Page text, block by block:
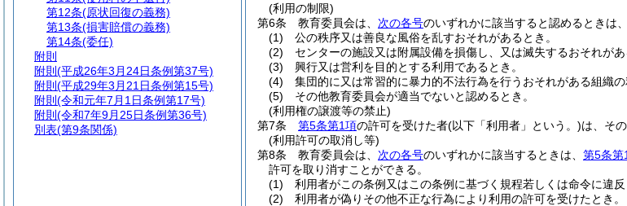
(利用の制限)
第6条
教育委員会は、 次の各号のいずれかに該当すると認めるときは
(1)
公の秩序又は善良な風俗を乱すおそれがあるとき。
(2)
センターの施設又は附属設備を損傷し、又は滅失するおそれがあ
(3)
興行又は営利を目的とする利用であるとき。
(4)
集団的に又は常習的に暴力的不法行為を行うおそれがある組織の
(5)
その他教育委員会が適当でないと認めるとき。
(利用権の譲渡等の禁止)
第7条
第5条第1項の許可を受けた者(以下「利用者」という。)は、そ
(利用許可の取消し等)
第8条
教育委員会は、 次の各号のいずれかに該当するときは、 第5条第
許可を取り消すことができる。
(1)
利用者がこの条例又はこの条例に基づく規程若しくは命令に違反
(2)
利用者が偽りその他不正な行為により利用の許可を受けたとき。
第12条(原状回復の義務)
第13条(損害賠償の義務)
第14条(委任)
附則
附則 (平成26年3月24日条例第37号)
附則 (平成29年3月21日条例第15号)
附則 (令和元年7月1日条例第17号)
附則 (令和7年9月25日条例第36号)
別表(第9条関係)